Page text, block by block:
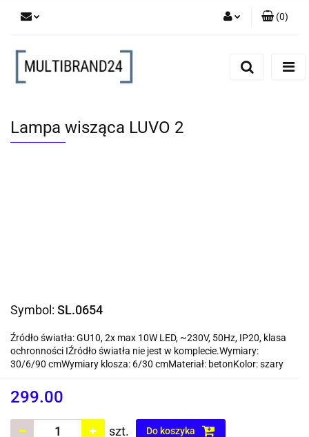
(0)
Lampa wisząca LUVO 2
Symbol: SL.0654
Źródło światła: GU10, 2x max 10W LED, ~230V, 50Hz, IP20, klasa
ochronności IŹródło światła nie jest w komplecie.Wymiary:
30/6/90 cmWymiary klosza: 6/30 cmMateriał: betonKolor: szary
299.00
szt. Do koszyka